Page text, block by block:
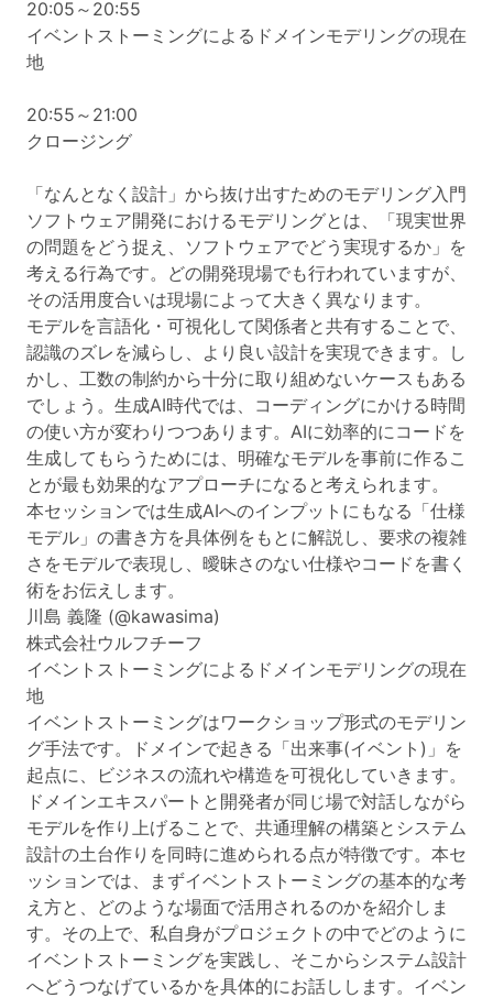
20:05～20:55
イベントストーミングによるドメインモデリングの現在
地
20:55～21:00
クロージング
「なんとなく設計」から抜け出すためのモデリング入門
ソフトウェア開発におけるモデリングとは、「現実世界
の問題をどう捉え、ソフトウェアでどう実現するか」を
考える行為です。どの開発現場でも行われていますが、
その活用度合いは現場によって大きく異なります。
モデルを言語化・可視化して関係者と共有することで、
認識のズレを減らし、より良い設計を実現できます。し
かし、工数の制約から十分に取り組めないケースもある
でしょう。生成AI時代では、コーディングにかける時間
の使い方が変わりつつあります。AIに効率的にコードを
生成してもらうためには、明確なモデルを事前に作るこ
とが最も効果的なアプローチになると考えられます。
本セッションでは生成AIへのインプットにもなる「仕様
モデル」の書き方を具体例をもとに解説し、要求の複雑
さをモデルで表現し、曖昧さのない仕様やコードを書く
術をお伝えします。
川島 義隆 (@kawasima)
株式会社ウルフチーフ
イベントストーミングによるドメインモデリングの現在
地
イベントストーミングはワークショップ形式のモデリン
グ手法です。ドメインで起きる「出来事(イベント)」を
起点に、ビジネスの流れや構造を可視化していきます。
ドメインエキスパートと開発者が同じ場で対話しながら
モデルを作り上げることで、共通理解の構築とシステム
設計の土台作りを同時に進められる点が特徴です。本セ
ッションでは、まずイベントストーミングの基本的な考
え方と、どのような場面で活用されるのかを紹介しま
す。その上で、私自身がプロジェクトの中でどのように
イベントストーミングを実践し、そこからシステム設計
へどうつなげているかを具体的にお話しします。イベン